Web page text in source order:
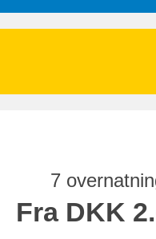
7
Fra DKK